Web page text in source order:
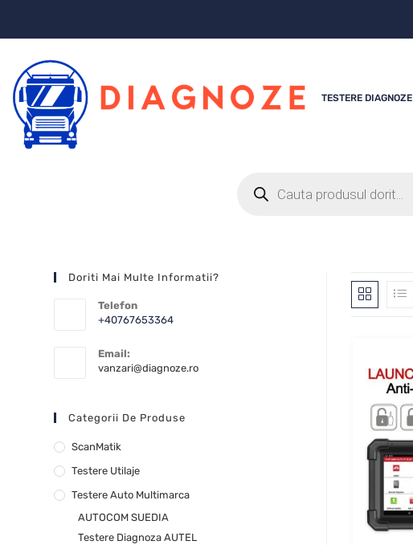
TESTERE DIAGNOZE
Doriti Mai Multe Informatii?
Telefon
+40767653364
Email:
vanzari@diagnoze.ro
Categorii De Produse
ScanMatik
Testere Utilaje
Testere Auto Multimarca
AUTOCOM SUEDIA
Testere Diagnoza AUTEL